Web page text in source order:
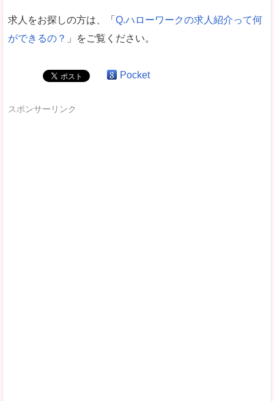
求人をお探しの方は、「 Q.ハローワークの求人紹介って何
ができるの？ 」をご覧ください。
Pocket
スポンサーリンク